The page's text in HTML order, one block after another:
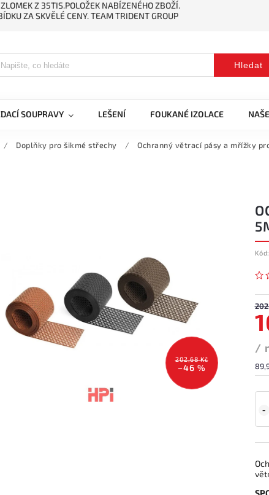
Z 35TIS.POLOŽEK NABÍZENÉHO ZBOŽÍ.
ZA SKVĚLÉ CENY. TEAM TRIDENT GROUP
Hledat
SOUPRAVY LEŠENÍ FOUKANÉ IZOLACE
/ Doplňky pro šikmé střechy / Ochranný větrací pásy a mřížky
202,68 Kč
–46 %
Kód:
/